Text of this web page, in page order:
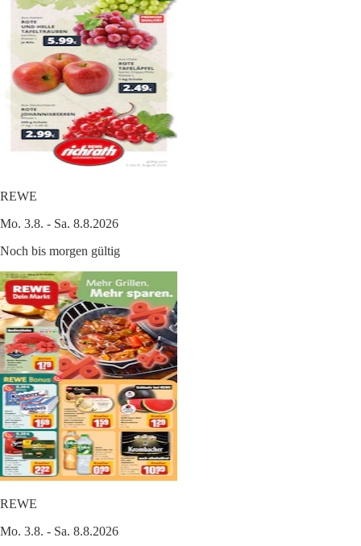
REWE
Mo. 3.8. - Sa. 8.8.2026
Noch bis morgen gültig
REWE
Mo. 3.8. - Sa. 8.8.2026